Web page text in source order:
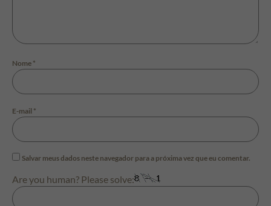
Nome *
E-mail *
Salvar meus dados neste navegador para a próxima vez que eu comentar.
Are you human? Please solve: